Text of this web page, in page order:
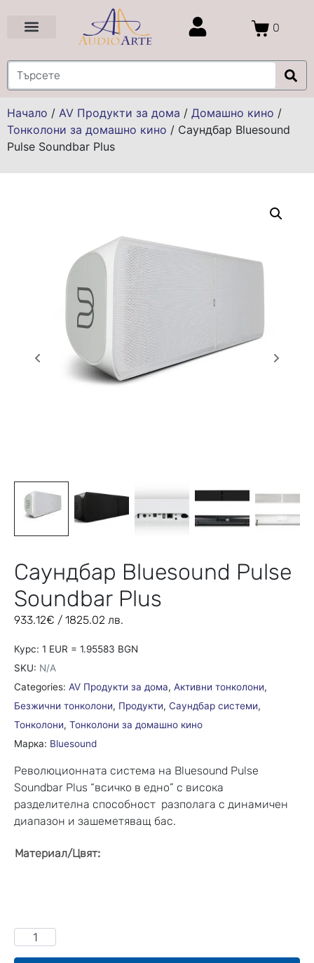
0
Начало / AV Продукти за дома / Домашно кино /
Тонколони за домашно кино / Саундбар Bluesound
Pulse Soundbar Plus
Саундбар Bluesound Pulse
Soundbar Plus
933.12€ / 1825.02 лв.
Курс: 1 EUR = 1.95583 BGN
SKU: N/A
Categories: AV Продукти за дома, Активни тонколони,
Безжични тонколони, Продукти, Саундбар системи,
Тонколони, Тонколони за домашно кино
Марка: Bluesound
Революционната система на Bluesound Pulse
Soundbar Plus “всичко в едно” с висока
разделителна способност разполага с динамичен
диапазон и зашеметяващ бас.
Материал/Цвят: